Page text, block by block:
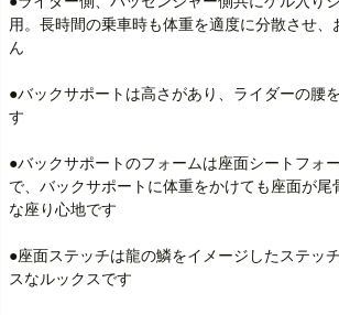
用。長時間の乗車時も体重を適度に分散させ、
ん
●バックサポートは高さがあり、ライダーの腰
す
●バックサポートのフォームは座面シートフォ
で、バックサポートに体重をかけても座面が尾
な座り心地です
●座面ステッチは龍の鱗をイメージしたステッ
スなルックスです